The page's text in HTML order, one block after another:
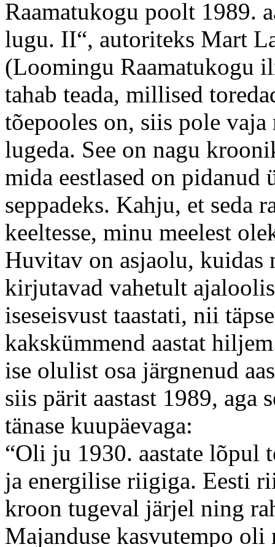
Raamatukogu poolt 1989.
lugu. II“, autoriteks Mart
(Loomingu Raamatukogu
tahab teada, millised
tõepooles on, siis pole
lugeda. See on nagu
mida eestlased on pidanud
seppadeks. Kahju, et seda
keeltesse, minu meelest
Huvitav on asjaolu, kuidas
kirjutavad vahetult
iseseisvust taastati, nii
kakskümmend aastat
ise olulist osa järgnenud
siis pärit aastast 1989, aga
tänase kuupäevaga:
“Oli ju 1930. aastate lõpul
ja energilise riigiga. Eesti
kroon tugeval järjel ning
Majanduse kasvutempo oli